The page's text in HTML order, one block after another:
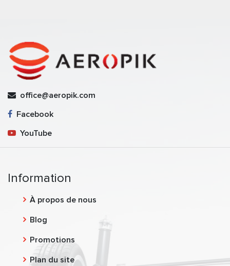
office@aeropik.com
Facebook
YouTube
Information
À propos de nous
Blog
Promotions
Plan du site